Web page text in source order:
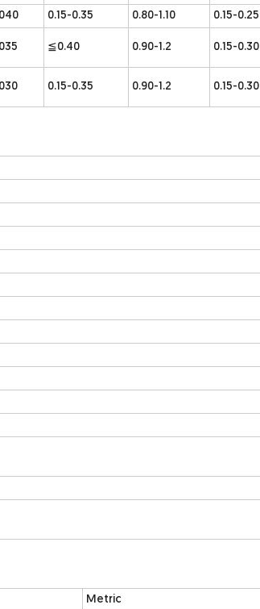
0.15-0.35 0.80-1.10
0.15-0.25
≦0.40 0.90-1.2 0.15-0.30
0.15-0.35 0.90-1.2 0.15-0.30
Metric